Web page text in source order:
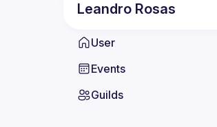
Leandro Rosas
User
Events
Guilds